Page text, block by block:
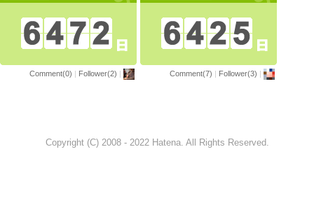
Comment(0) | Follower(2) | Comment(7) | Follower(3) |
Copyright (C) 2008 - 2022 Hatena. All Rights Reserved.